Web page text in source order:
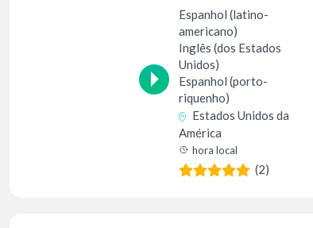
Espanhol (latino-
americano)
Inglês (dos Estados
Unidos)
Espanhol (porto-
riquenho)
Estados Unidos da
América
hora local
(2)